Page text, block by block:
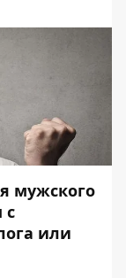
мужского
с
или